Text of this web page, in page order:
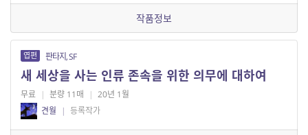
작품정보
엽편 판타지, SF
새 세상을 사는 인류 존속을 위한 의무에 대하여
무료 | 분량 11매 | 20년 1월
견월
| 등록작가